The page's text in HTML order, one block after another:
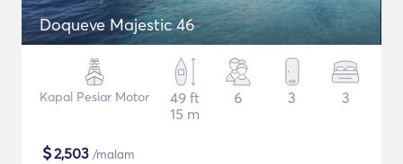
Doqueve Majestic 46
Kapal Pesiar Motor
49 ft
15 m
6 3 3
$2,503 /malam